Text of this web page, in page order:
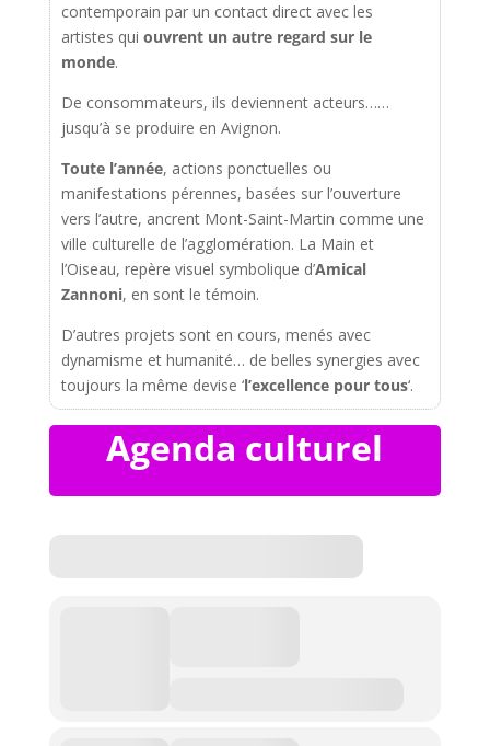
contemporain par un contact direct avec les
artistes qui ouvrent un autre regard sur le
monde.
De consommateurs, ils deviennent acteurs……
jusqu’à se produire en Avignon.
Toute l’année, actions ponctuelles ou
manifestations pérennes, basées sur l’ouverture
vers l’autre, ancrent Mont-Saint-Martin comme une
ville culturelle de l’agglomération. La Main et
l’Oiseau, repère visuel symbolique d’Amical
Zannoni, en sont le témoin.
D’autres projets sont en cours, menés avec
dynamisme et humanité… de belles synergies avec
toujours la même devise ‘l’excellence pour tous‘.
Agenda culturel